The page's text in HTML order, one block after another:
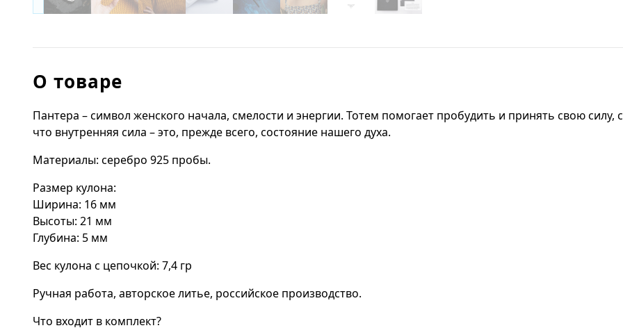
О товаре
Пантера – символ женского начала, смелости и энергии. Тотем помогает пробудить и принять свою силу,
что внутренняя сила – это, прежде всего, состояние нашего духа.
Материалы: серебро 925 пробы.
Размер кулона:
Ширина: 16 мм
Высоты: 21 мм
Глубина: 5 мм
Вес кулона с цепочкой: 7,4 гр
Ручная работа, авторское литье, российское производство.
Что входит в комплект?